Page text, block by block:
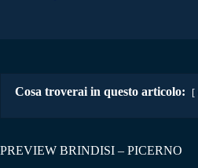
Cosa troverai in questo articolo:
PREVIEW BRINDISI – PICERNO